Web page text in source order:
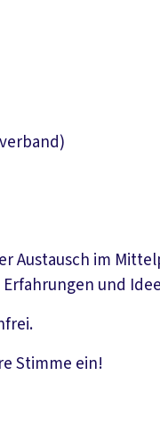
Austausch im
und
Stimme ein!